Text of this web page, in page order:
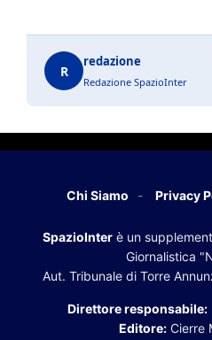
R
redazione
Redazione SpazioInter
Chi Siamo Privacy
SpazioInter è un
Giornalistica
Aut. Tribunale di Torre
Direttore responsabile:
Editore: Cierre